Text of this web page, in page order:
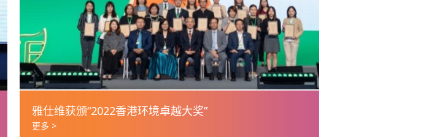
雅仕维获颁“2022香港环境卓越大奖”
更多 >